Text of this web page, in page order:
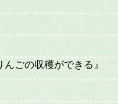
んごの収穫ができる』